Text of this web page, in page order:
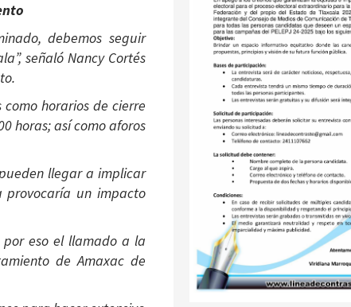
debemos seguir
señaló Nancy Cortés
horarios de cierre
horas; así como aforos
llegar a implicar
un impacto
por eso el llamado a la
de Amaxac de